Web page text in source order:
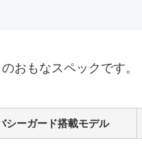
おもなスペックです。
シーガード搭載モデル